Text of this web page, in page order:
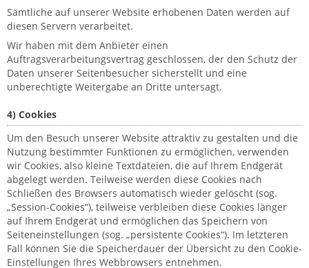
Sämtliche auf unserer Website erhobenen Daten werden auf
diesen Servern verarbeitet.
Wir haben mit dem Anbieter einen
Auftragsverarbeitungsvertrag geschlossen, der den Schutz der
Daten unserer Seitenbesucher sicherstellt und eine
unberechtigte Weitergabe an Dritte untersagt.
4) Cookies
Um den Besuch unserer Website attraktiv zu gestalten und die
Nutzung bestimmter Funktionen zu ermöglichen, verwenden
wir Cookies, also kleine Textdateien, die auf Ihrem Endgerät
abgelegt werden. Teilweise werden diese Cookies nach
Schließen des Browsers automatisch wieder gelöscht (sog.
„Session-Cookies“), teilweise verbleiben diese Cookies länger
auf Ihrem Endgerät und ermöglichen das Speichern von
Seiteneinstellungen (sog. „persistente Cookies“). Im letzteren
Fall können Sie die Speicherdauer der Übersicht zu den Cookie-
Einstellungen Ihres Webbrowsers entnehmen.